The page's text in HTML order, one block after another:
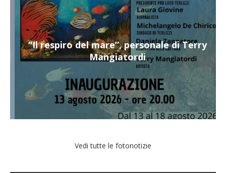
“Il respiro del mare”, personale di Terry
Mangiatordi
Vedi tutte le fotonotizie